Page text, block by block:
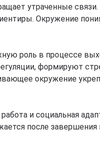
утраченные связи.
Окружение
роль в процессе
формируют
окружение
и социальная
после